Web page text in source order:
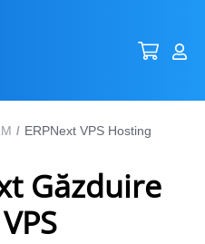
/ ERPNext VPS Hosting
Găzduire
VPS